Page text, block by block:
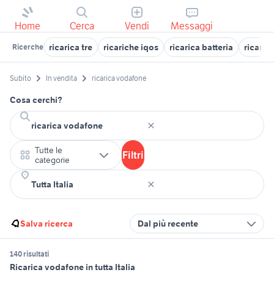
Home Cerca Vendi Messaggi
Ricerche ricarica tre ricariche iqos ricarica batteria
Subito In vendita ricarica vodafone
Cosa cerchi?
Tutte le
categorie
Filtri
Salva ricerca Dal più recente
140 risultati
Ricarica vodafone in tutta Italia